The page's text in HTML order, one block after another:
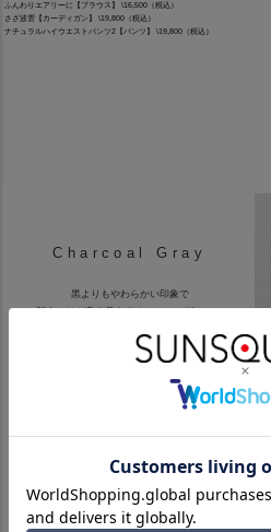
ふんわりエアリーに【ブラウス】 \16,500（税込）
さざ波雲【カーディガン】 \19,800（税込）
ナチュラルハイウエストパンツ2【パンツ】 \19,800（税込）
Charcoal Gray
黒よりもやわらかい印象で
顔うつりが良く見えるチャコールグレー。
やさしいモノトーンスタイルが楽しめます。